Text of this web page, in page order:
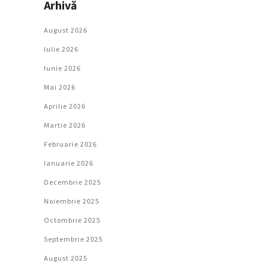
Arhivă
August 2026
Iulie 2026
Iunie 2026
Mai 2026
Aprilie 2026
Martie 2026
Februarie 2026
Ianuarie 2026
Decembrie 2025
Noiembrie 2025
Octombrie 2025
Septembrie 2025
August 2025